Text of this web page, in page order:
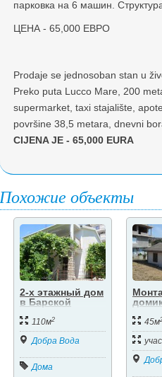
парковка на 6 машин.
ЦЕНА - 65,000 ЕВРО
Prodaje se jednosoban stan u
Preko puta Lucco Mare, 200
supermarket, taxi stajalište,
površine 38,5 metara, dnevni
CIJENA JE - 65,000 EURA
Похожие объекты
2-х этажный дом
в Барской
110м2
Добра Вода
Дома
45м